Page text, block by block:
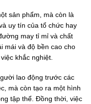
sản phẩm, mà còn là
uy tín của tổ chức hay
may tỉ mỉ và chất
mái và độ bền cao cho
khắc nghiệt.
lao động trước các
mà còn tạo ra một hình
tập thể. Đồng thời, việc